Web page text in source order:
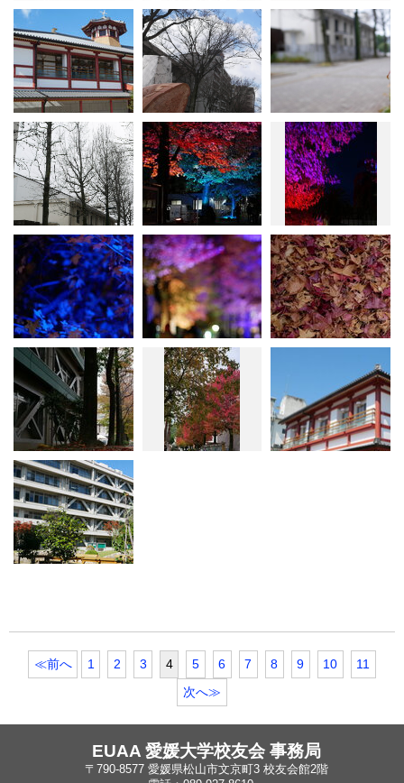
≪前へ 1 2 3 4 5 6 7 8 9 10
11
次へ≫
EUAA 愛媛大学校友会 事務局
〒790-8577 愛媛県松山市文京町3 校友会館2階